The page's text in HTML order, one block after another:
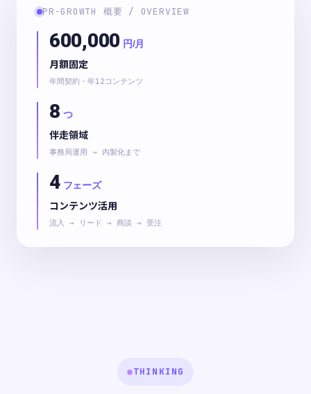
PR-GROWTH 概要 / OVERVIEW
600,000 円/月
月額固定
年間契約・年12コンテンツ
8 つ
伴走領域
事務局運用 → 内製化まで
4 フェーズ
コンテンツ活用
流入 → リード → 商談 → 受注
●THINKING